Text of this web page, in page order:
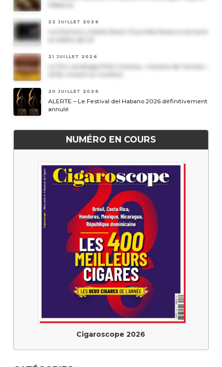
Habanos
22 JUILLET 2026
Les Romeo y Julieta Short Churchills Reserva arrivent
21 JUILLET 2026
Le Por Larrañaga Petit Coronas, « havane de l’année »
20 JUILLET 2026
ALERTE – Le Festival del Habano 2026 définitivement
annulé
NUMÉRO EN COURS
Cigaroscope 2026